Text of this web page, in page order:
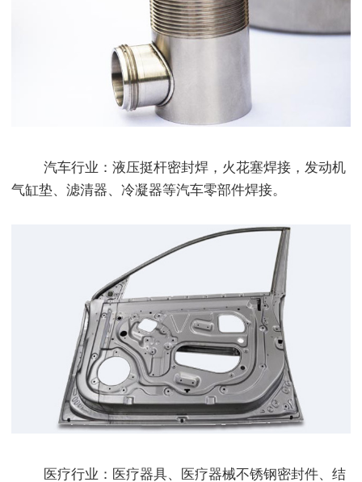
汽车行业：液压挺杆密封焊，火花塞焊接，发动机
气缸垫、滤清器、冷凝器等汽车零部件焊接。
医疗行业：医疗器具、医疗器械不锈钢密封件、结